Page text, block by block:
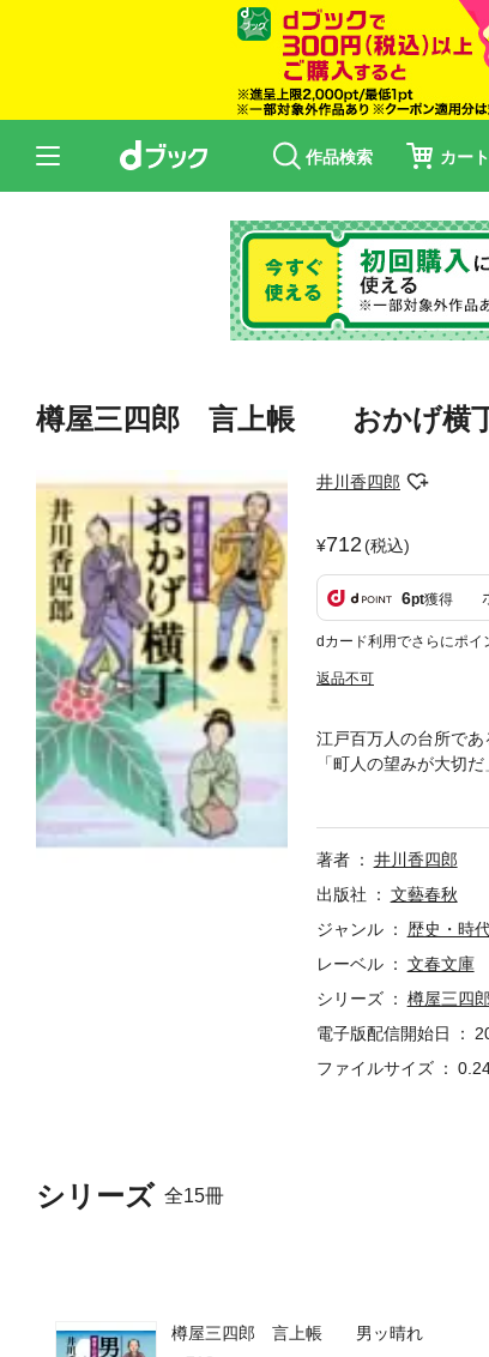
作品検索 カート
樽屋三四郎 言上帳 おかげ横
井川香四郎
712(税込)
6pt獲得
dカード利用でさらにポイ
返品不可
シリーズ 全15冊
樽屋三四郎 言上帳 男ッ晴れ
江戸百万人の台所で
「町人の望みが大切
立ち向う三四郎は江
著者
井川香四郎
出版社
文藝春秋
ジャンル
歴史・時
レーベル
文春文庫
シリーズ
樽屋三四
電子版配信開始日
ファイルサイズ